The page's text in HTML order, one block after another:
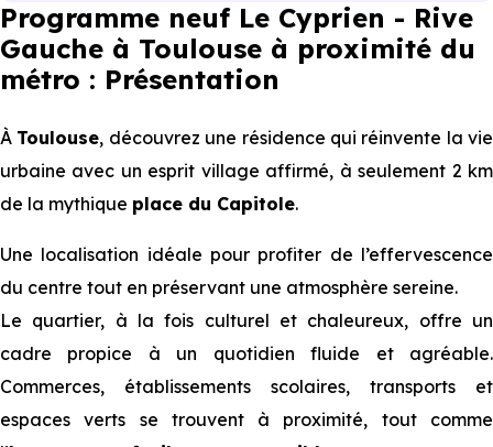
Programme neuf Le Cyprien - Rive
Gauche à Toulouse à proximité du
métro : Présentation
À Toulouse, découvrez une résidence qui réinvente la vie
urbaine avec un esprit village affirmé, à seulement 2 km
de la mythique place du Capitole.
Une localisation idéale pour profiter de l’effervescence
du centre tout en préservant une atmosphère sereine.
Le quartier, à la fois culturel et chaleureux, offre un
cadre propice à un quotidien fluide et agréable.
Commerces, établissements scolaires, transports et
espaces verts se trouvent à proximité, tout comme